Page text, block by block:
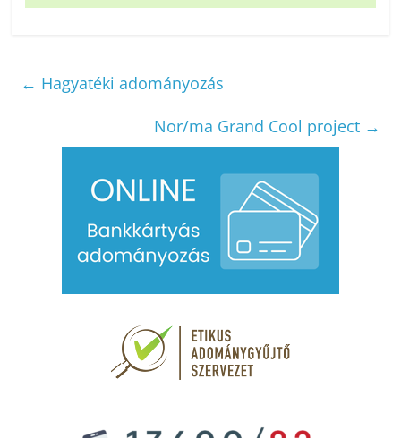
← Hagyatéki adományozás
Nor/ma Grand Cool project →